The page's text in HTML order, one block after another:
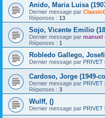
Anido, Maria Luisa
Dernier message par
Réponses : 13
Sojo, Vicente Emilio
Dernier message par manuel
Réponses : 1
Robledo Gallego,
Dernier message par PRIVET
Cardoso, Jorge (1949-
Dernier message par PRIVET
Réponses : 3
Wulff, ()
Dernier message par PRIVET